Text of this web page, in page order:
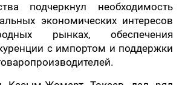
подчеркнул необходимость
экономических интересов
рынках, обеспечения
с импортом и поддержки